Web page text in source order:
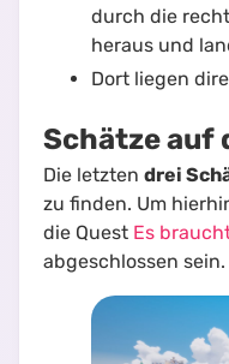
durch die
heraus und
Dort liegen
Schätze auf
Die letzten drei
zu finden. Um
die Quest Es
abgeschlossen sein.